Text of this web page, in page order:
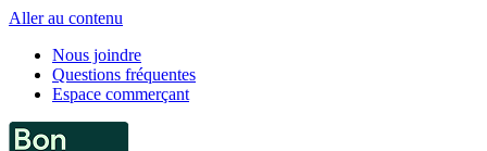
Aller au contenu
Nous joindre
Questions fréquentes
Espace commerçant